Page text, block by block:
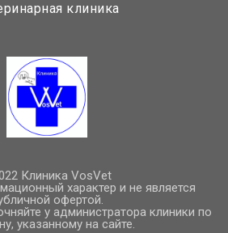
клиника
Клиника VosVet
характер и не является
офертой.
у администратора клиники по
указанному на сайте.